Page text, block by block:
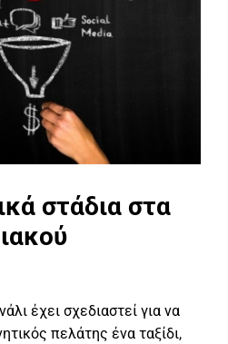
στάδια στα
έχει σχεδιαστεί για να
πελάτης ένα ταξίδι,